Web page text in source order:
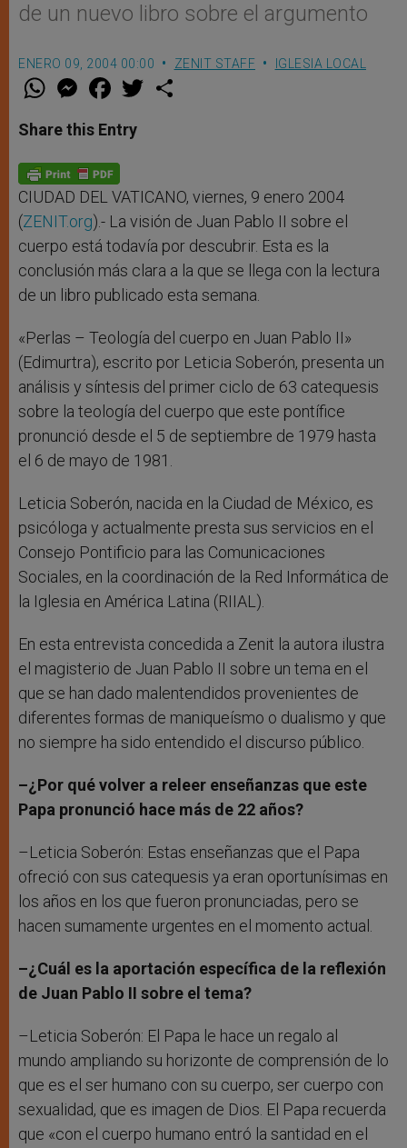
de un nuevo libro sobre el argumento
ENERO 09, 2004 00:00 ZENIT STAFF IGLESIA LOCAL
W
t
s
p
p
M
e
s
e
g
e
r
F
a
e
b
o
k
w
Share this Entry
CIUDAD DEL VATICANO, viernes, 9 enero 2004
(ZENIT.org).- La visión de Juan Pablo II sobre el
cuerpo está todavía por descubrir. Esta es la
conclusión más clara a la que se llega con la lectura
de un libro publicado esta semana.
«Perlas – Teología del cuerpo en Juan Pablo II»
(Edimurtra), escrito por Leticia Soberón, presenta un
análisis y síntesis del primer ciclo de 63 catequesis
sobre la teología del cuerpo que este pontífice
pronunció desde el 5 de septiembre de 1979 hasta
el 6 de mayo de 1981.
Leticia Soberón, nacida en la Ciudad de México, es
psicóloga y actualmente presta sus servicios en el
Consejo Pontificio para las Comunicaciones
Sociales, en la coordinación de la Red Informática de
la Iglesia en América Latina (RIIAL).
En esta entrevista concedida a Zenit la autora ilustra
el magisterio de Juan Pablo II sobre un tema en el
que se han dado malentendidos provenientes de
diferentes formas de maniqueísmo o dualismo y que
no siempre ha sido entendido el discurso público.
–¿Por qué volver a releer enseñanzas que este
Papa pronunció hace más de 22 años?
–Leticia Soberón: Estas enseñanzas que el Papa
ofreció con sus catequesis ya eran oportunísimas en
los años en los que fueron pronunciadas, pero se
hacen sumamente urgentes en el momento actual.
–¿Cuál es la aportación específica de la reflexión
de Juan Pablo II sobre el tema?
–Leticia Soberón: El Papa le hace un regalo al
mundo ampliando su horizonte de comprensión de lo
que es el ser humano con su cuerpo, ser cuerpo con
sexualidad, que es imagen de Dios. El Papa recuerda
que «con el cuerpo humano entró la santidad en el